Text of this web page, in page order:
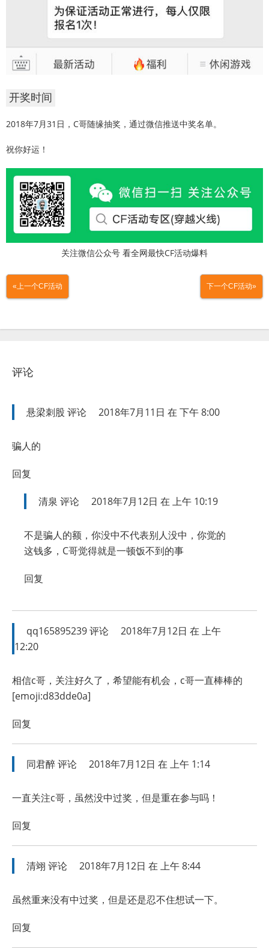
开奖时间
2018年7月31日，C哥随缘抽奖，通过微信推送中奖名单。
祝你好运！
关注微信公众号 看全网最快CF活动爆料
«上一个CF活动 下一个CF活动»
评论
悬梁刺股 评论 2018年7月11日 在 下午 8:00
骗人的
回复
清泉 评论 2018年7月12日 在 上午 10:19
不是骗人的额，你没中不代表别人没中，你觉的
这钱多，C哥觉得就是一顿饭不到的事
回复
qq165895239评论
2018年7月12日 在 上午
12:20
相信c哥，关注好久了，希望能有机会，c哥一直棒棒的
[emoji:d83dde0a]
回复
同君醉评论 2018年7月12日 在 上午 1:14
一直关注c哥，虽然没中过奖，但是重在参与吗！
回复
清翊 评论 2018年7月12日 在 上午 8:44
虽然重来没有中过奖，但是还是忍不住想试一下。
回复